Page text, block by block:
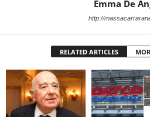
Emma De
http://
RELATED ARTICLES